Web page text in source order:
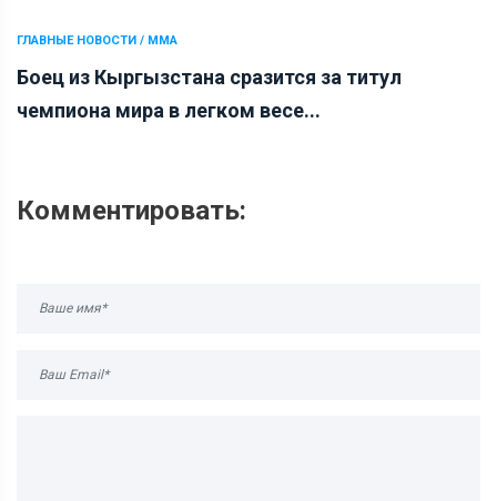
ГЛАВНЫЕ НОВОСТИ / ММА
Боец из Кыргызстана сразится за титул
чемпиона мира в легком весе...
Комментировать: